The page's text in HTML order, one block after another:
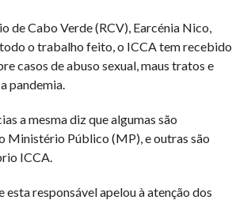
de Cabo Verde (RCV), Earcénia Nico,
o trabalho feito, o ICCA tem recebido
casos de abuso sexual, maus tratos e
pandemia.
a mesma diz que algumas são
Ministério Público (MP), e outras são
ICCA.
esta responsável apelou à atenção dos